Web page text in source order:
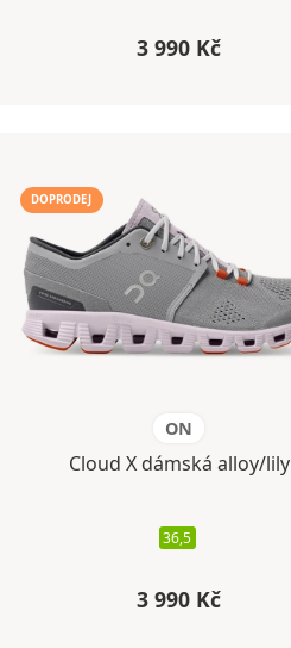
3 990 Kč
DOPRODEJ
ON
Cloud X dámská alloy/lily
36,5
3 990 Kč